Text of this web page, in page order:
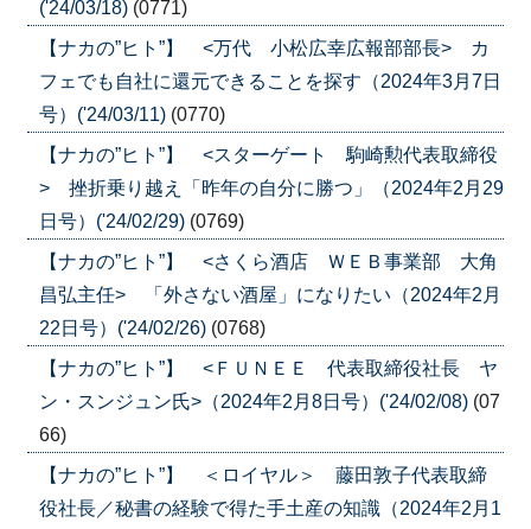
('24/03/18) (0771)
【ナカの”ヒト”】 <万代 小松広幸広報部部長> カ
フェでも自社に還元できることを探す（2024年3月7日
号）('24/03/11) (0770)
【ナカの”ヒト”】 <スターゲート 駒崎勲代表取締役
> 挫折乗り越え「昨年の自分に勝つ」（2024年2月29
日号）('24/02/29) (0769)
【ナカの”ヒト”】 <さくら酒店 ＷＥＢ事業部 大角
昌弘主任> 「外さない酒屋」になりたい（2024年2月
22日号）('24/02/26) (0768)
【ナカの”ヒト”】 <ＦＵＮＥＥ 代表取締役社長 ヤ
ン・スンジュン氏>（2024年2月8日号）('24/02/08) (07
66)
【ナカの”ヒト”】 ＜ロイヤル＞ 藤田敦子代表取締
役社長／秘書の経験で得た手土産の知識（2024年2月1